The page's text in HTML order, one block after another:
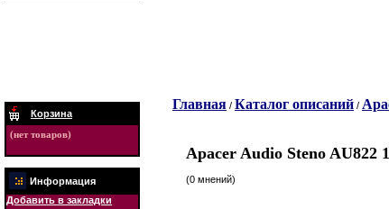
Корзина
(нет товаров)
Информация
Добавить в закладки
Главная / Каталог описаний /
Apacer Audio Steno AU822
(0 мнений)